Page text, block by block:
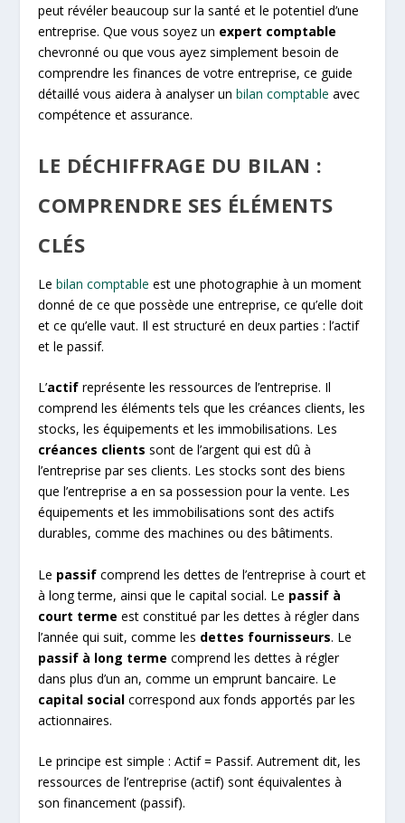
peut révéler beaucoup sur la santé et le potentiel d’une
entreprise. Que vous soyez un expert comptable
chevronné ou que vous ayez simplement besoin de
comprendre les finances de votre entreprise, ce guide
détaillé vous aidera à analyser unbilan comptable avec
compétence et assurance.
LE DÉCHIFFRAGE DU BILAN :
COMPRENDRE SES ÉLÉMENTS
CLÉS
Lebilan comptable est une photographie à un moment
donné de ce que possède une entreprise, ce qu’elle doit
et ce qu’elle vaut. Il est structuré en deux parties : l’actif
et le passif.
L’actif représente les ressources de l’entreprise. Il
comprend les éléments tels que les créances clients, les
stocks, les équipements et les immobilisations. Les
créances clients sont de l’argent qui est dû à
l’entreprise par ses clients. Les stocks sont des biens
que l’entreprise a en sa possession pour la vente. Les
équipements et les immobilisations sont des actifs
durables, comme des machines ou des bâtiments.
Le passif comprend les dettes de l’entreprise à court et
à long terme, ainsi que le capital social. Le passif à
court terme est constitué par les dettes à régler dans
l’année qui suit, comme les dettes fournisseurs. Le
passif à long terme comprend les dettes à régler
dans plus d’un an, comme un emprunt bancaire. Le
capital social correspond aux fonds apportés par les
actionnaires.
Le principe est simple : Actif = Passif. Autrement dit, les
ressources de l’entreprise (actif) sont équivalentes à
son financement (passif).